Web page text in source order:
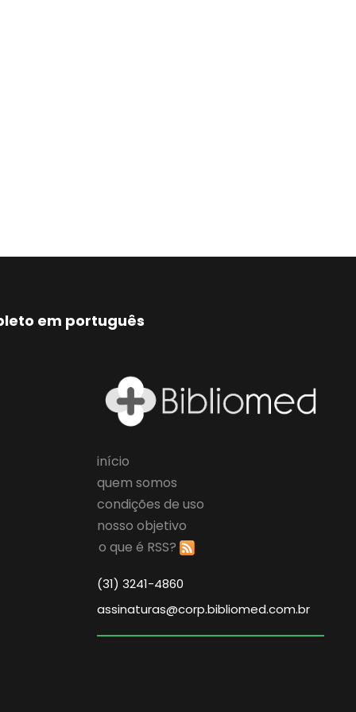
em português
início
quem somos
condições de uso
nosso objetivo
o que é RSS?
(31) 3241-4860
assinaturas@corp.bibliomed.com.br